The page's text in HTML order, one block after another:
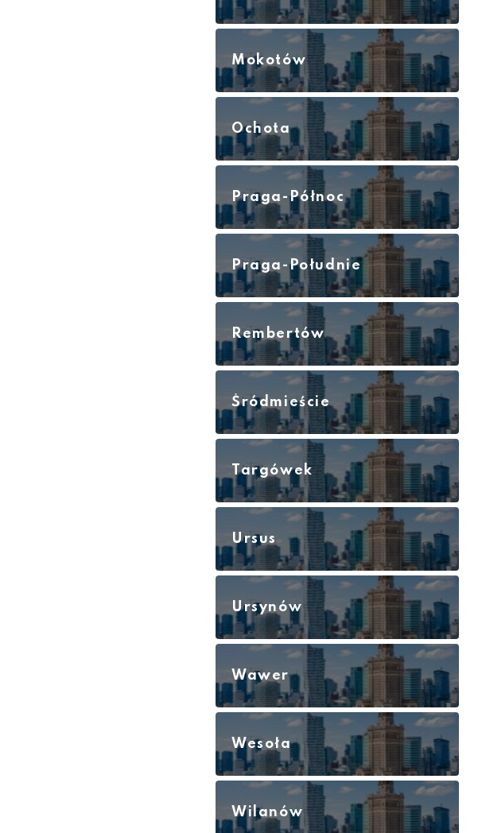
Mokotów
Ochota
Praga-Północ
Praga-Południe
Rembertów
Śródmieście
Targówek
Ursus
Ursynów
Wawer
Wesoła
Wilanów